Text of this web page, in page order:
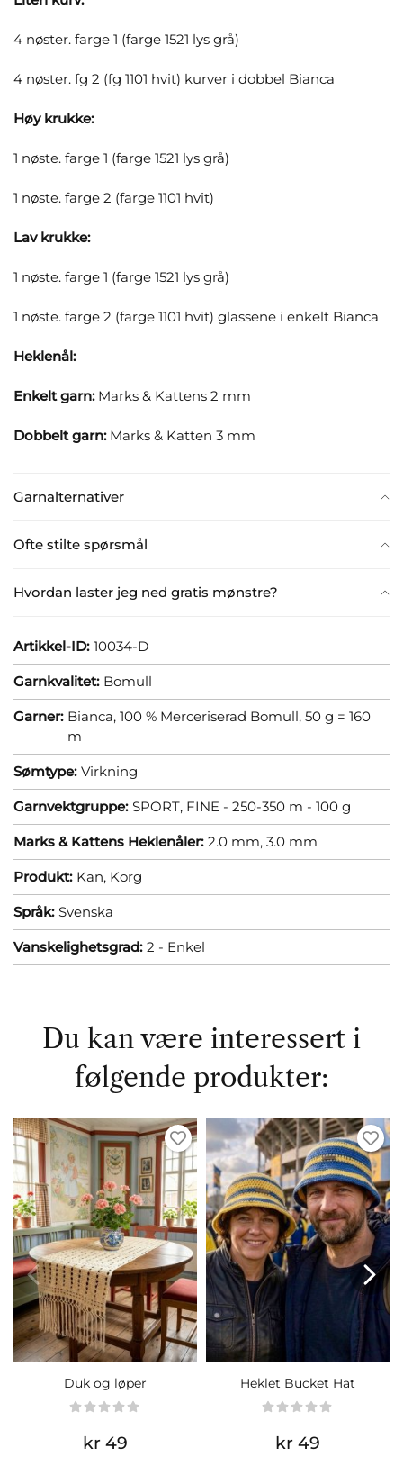
Garnalternativer
Ofte stilte spørsmål
Hvordan laster jeg ned gratis mønstre?
4 nøster. farge 1 (farge 1521 lys grå)
4 nøster. fg 2 (fg 1101 hvit) kurver i dobbel Bianca
Høy krukke:
1 nøste. farge 1 (farge 1521 lys grå)
1 nøste. farge 2 (farge 1101 hvit)
Lav krukke:
1 nøste. farge 1 (farge 1521 lys grå)
1 nøste. farge 2 (farge 1101 hvit) glassene i enkelt Bianca
Heklenål:
Enkelt garn:Marks & Kattens 2 mm
Dobbelt garn:Marks & Katten 3 mm
Artikkel-ID: 10034-D
Garnkvalitet: Bomull
Garner: Bianca, 100 % Merceriserad Bomull, 50 g = 160
m
Sømtype: Virkning
Garnvektgruppe: SPORT, FINE - 250-350 m - 100 g
Marks & Kattens Heklenåler: 2.0 mm, 3.0 mm
Produkt: Kan, Korg
Språk: Svenska
Vanskelighetsgrad: 2 - Enkel
Du kan være interessert i
følgende produkter:
Duk og løper
kr 49
Heklet Bucket Hat
kr 49